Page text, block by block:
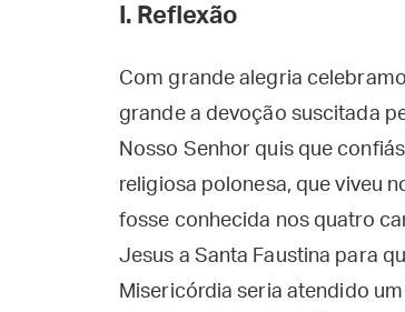
I. Reflexão
Com grande alegria
grande a devoção suscitada
Nosso Senhor quis que
religiosa polonesa, que viveu
fosse conhecida nos quatro
Jesus a Santa Faustina para
Misericórdia seria atendido